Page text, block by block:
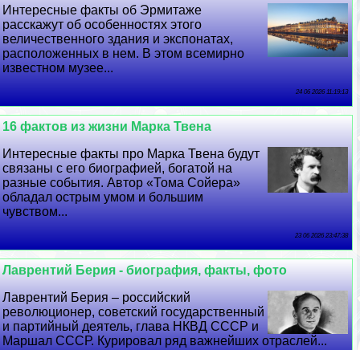
Интересные факты об Эрмитаже
расскажут об особенностях этого
величественного здания и экспонатах,
расположенных в нем. В этом всемирно
известном музее...
24 06 2026 11:19:13
16 фактов из жизни Марка Твена
Интересные факты про Марка Твена будут
связаны с его биографией, богатой на
разные события. Автор «Тома Сойера»
обладал острым умом и большим
чувством...
23 06 2026 23:47:38
Лаврентий Берия - биография, факты, фото
Лаврентий Берия – российский
революционер, советский государственный
и партийный деятель, глава НКВД СССР и
Маршал СССР. Курировал ряд важнейших отраслей...